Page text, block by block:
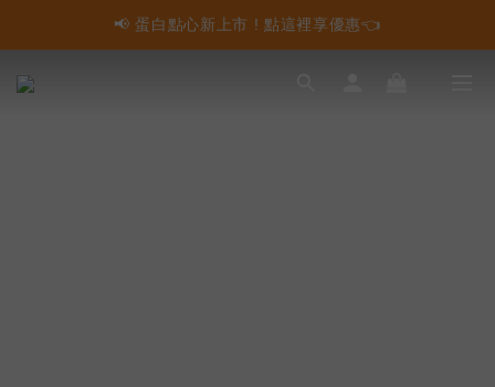
📢 蛋白點心新上市 ! 點這裡享優惠👈